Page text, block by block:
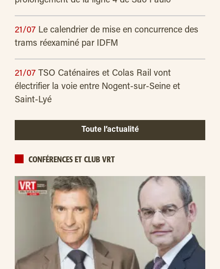
21/07 Le calendrier de mise en concurrence des
trams réexaminé par IDFM
21/07 TSO Caténaires et Colas Rail vont
électrifier la voie entre Nogent-sur-Seine et
Saint-Lyé
Toute l’actualité
CONFÉRENCES ET CLUB VRT